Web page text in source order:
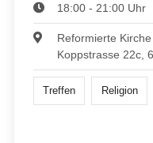
18:00 - 21:00 Uhr
Reformierte
Koppstrasse 22c,
Treffen Religion